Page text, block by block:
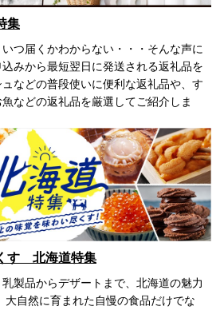
集
つ届くかわからない・・・そんな声に
みから最短翌日に発送される返礼品を
などの普段使いに便利な返礼品や、す
などの返礼品を厳選してご紹介しま
す 北海道特集
製品からデザートまで、北海道の魅力
大自然に育まれた自慢の食品だけでな